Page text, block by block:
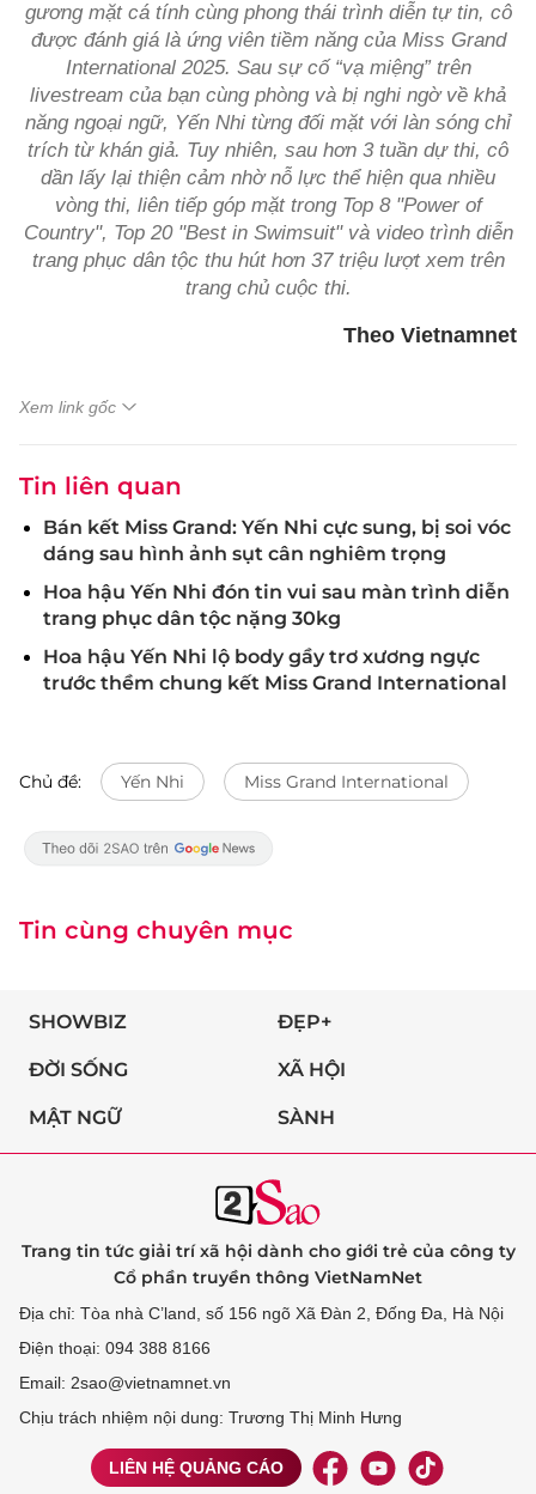
gương mặt cá tính cùng phong thái trình diễn tự tin, cô
được đánh giá là ứng viên tiềm năng của Miss Grand
International 2025. Sau sự cố “vạ miệng” trên
livestream của bạn cùng phòng và bị nghi ngờ về khả
năng ngoại ngữ, Yến Nhi từng đối mặt với làn sóng chỉ
trích từ khán giả. Tuy nhiên, sau hơn 3 tuần dự thi, cô
dần lấy lại thiện cảm nhờ nỗ lực thể hiện qua nhiều
vòng thi, liên tiếp góp mặt trong Top 8 "Power of
Country", Top 20 "Best in Swimsuit" và video trình diễn
trang phục dân tộc thu hút hơn 37 triệu lượt xem trên
trang chủ cuộc thi.
Theo Vietnamnet
Xem link gốc
Tin liên quan
Bán kết Miss Grand: Yến Nhi cực sung, bị soi vóc
dáng sau hình ảnh sụt cân nghiêm trọng
Hoa hậu Yến Nhi đón tin vui sau màn trình diễn
trang phục dân tộc nặng 30kg
Hoa hậu Yến Nhi lộ body gầy trơ xương ngực
trước thềm chung kết Miss Grand International
Chủ đề: Yến Nhi Miss Grand International
Tin cùng chuyên mục
SHOWBIZ ĐẸP+
ĐỜI SỐNG XÃ HỘI
MẬT NGỮ SÀNH
Trang tin tức giải trí xã hội dành cho giới trẻ của công ty
Cổ phần truyền thông VietNamNet
Địa chỉ: Tòa nhà C’land, số 156 ngõ Xã Đàn 2, Đống Đa, Hà Nội
Điện thoại: 094 388 8166
Email: 2sao@vietnamnet.vn
Chịu trách nhiệm nội dung: Trương Thị Minh Hưng
LIÊN HỆ QUẢNG CÁO